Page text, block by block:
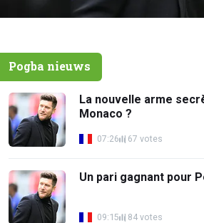
Pogba nieuws
La nouvelle arme
Monaco ?
07:26 67 votes
Un pari gagnant pour
09:15 84 votes